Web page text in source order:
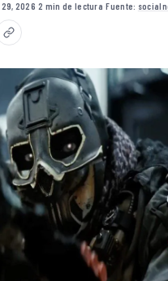
2026·2 min de lectura·Fuente: